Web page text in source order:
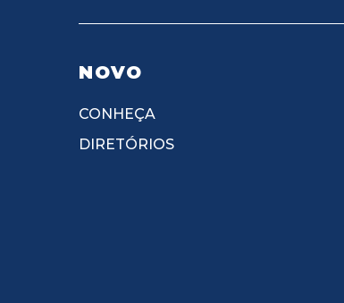
NOVO
CONHEÇA
DIRETÓRIOS